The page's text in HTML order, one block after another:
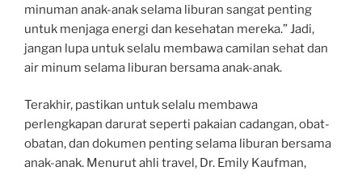
minuman anak-anak selama liburan sangat penting
untuk menjaga energi dan kesehatan mereka.” Jadi,
jangan lupa untuk selalu membawa camilan sehat dan
air minum selama liburan bersama anak-anak.
Terakhir, pastikan untuk selalu membawa
perlengkapan darurat seperti pakaian cadangan, obat-
obatan, dan dokumen penting selama liburan bersama
anak-anak. Menurut ahli travel, Dr. Emily Kaufman,